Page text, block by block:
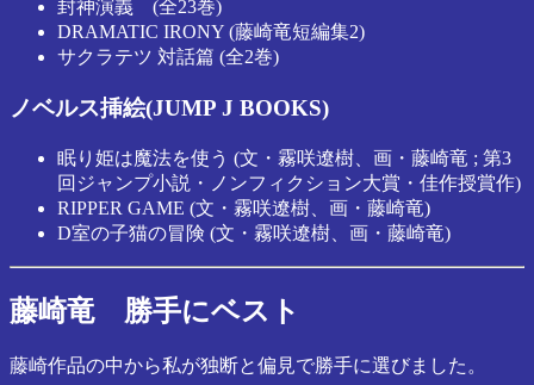
封神演義 (全23巻)
DRAMATIC IRONY (藤崎竜短編集2)
サクラテツ 対話篇 (全2巻)
ノベルス挿絵(JUMP J BOOKS)
眠り姫は魔法を使う (文・霧咲遼樹、画・藤崎竜 ; 第3
回ジャンプ小説・ノンフィクション大賞・佳作授賞作)
RIPPER GAME (文・霧咲遼樹、画・藤崎竜)
D室の子猫の冒険 (文・霧咲遼樹、画・藤崎竜)
藤崎竜 勝手にベスト
藤崎作品の中から私が独断と偏見で勝手に選びました。